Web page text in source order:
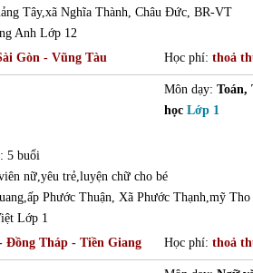
Tây,xã Nghĩa Thành, Châu Đức, BR-VT
Anh Lớp 12
Gòn - Vũng Tàu Học phí: thoả
Môn dạy: Toán,
học Lớp 1
5 buổi
nữ,yêu trẻ,luyện chữ cho bé
Phước Thuận, Xã Phước Thạnh,mỹ
Lớp 1
Đồng Tháp - Tiền Giang Học phí: thoả